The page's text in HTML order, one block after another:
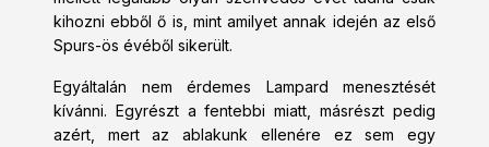
kihozni ebből ő is, mint amilyet annak idején az első
Spurs-ös évéből sikerült.
Egyáltalán nem érdemes Lampard menesztését
kívánni. Egyrészt a fentebbi miatt, másrészt pedig
azért, mert az ablakunk ellenére ez sem egy